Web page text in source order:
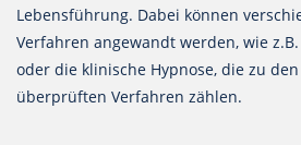
Lebensführung. Dabei können
Verfahren angewandt werden, wie
oder die klinische Hypnose, die zu
überprüften Verfahren zählen.